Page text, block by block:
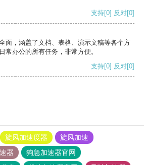
支持[0] 反对[0]
面，涵盖了文档、表格、演示文稿等各个方
常办公的所有任务，非常方便。
支持[0] 反对[0]
旋风加速度器
旋风加速
器
狗急加速器官网